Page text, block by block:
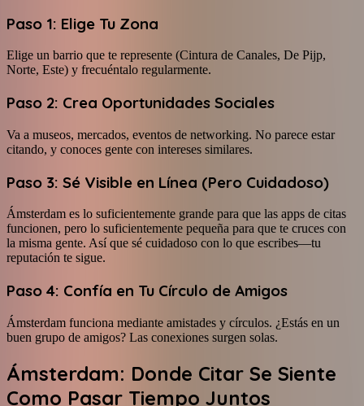
Paso 1: Elige Tu Zona
Elige un barrio que te represente (Cintura de Canales, De Pijp,
Norte, Este) y frecuéntalo regularmente.
Paso 2: Crea Oportunidades Sociales
Va a museos, mercados, eventos de networking. No parece estar
citando, y conoces gente con intereses similares.
Paso 3: Sé Visible en Línea (Pero Cuidadoso)
Ámsterdam es lo suficientemente grande para que las apps de citas
funcionen, pero lo suficientemente pequeña para que te cruces con
la misma gente. Así que sé cuidadoso con lo que escribes—tu
reputación te sigue.
Paso 4: Confía en Tu Círculo de Amigos
Ámsterdam funciona mediante amistades y círculos. ¿Estás en un
buen grupo de amigos? Las conexiones surgen solas.
Ámsterdam: Donde Citar Se Siente
Como Pasar Tiempo Juntos